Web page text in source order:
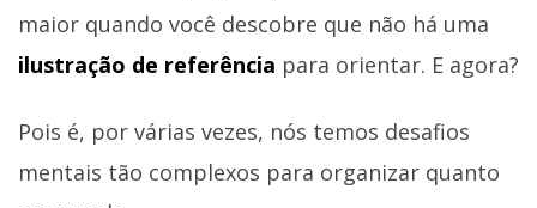
maior quando você descobre que não há uma
ilustração de referência para orientar. E agora?
Pois é, por várias vezes, nós temos desafios
mentais tão complexos para organizar quanto